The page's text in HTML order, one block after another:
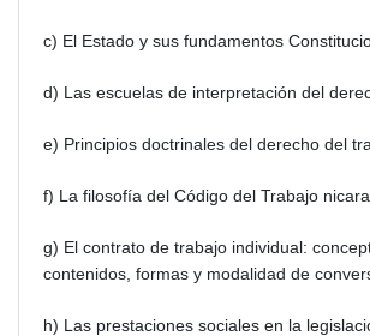
c) El Estado y sus fundamentos
d) Las escuelas de interpretación del
e) Principios doctrinales del derecho del
f) La filosofía del Código del Trabajo
g) El contrato de trabajo individual:
contenidos, formas y modalidad de
h) Las prestaciones sociales en la